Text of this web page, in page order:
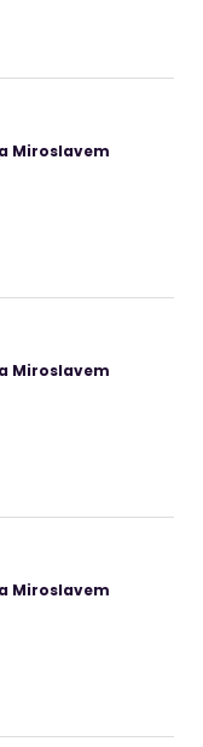
Miroslavem
Miroslavem
Miroslavem